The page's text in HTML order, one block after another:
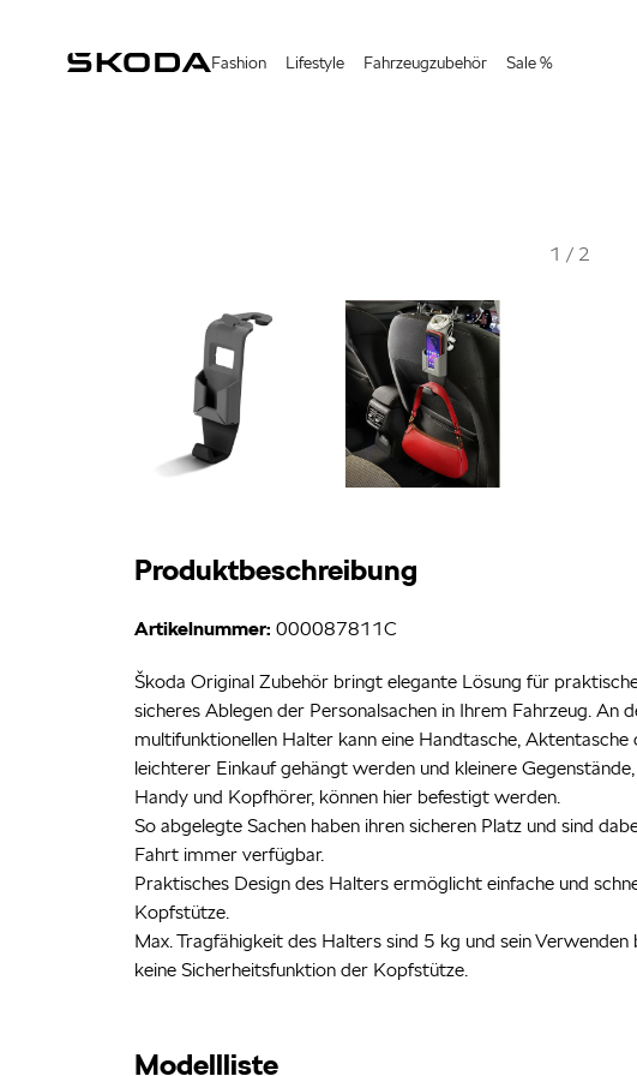
Fashion Lifestyle Fahrzeugzubehör Sale %
1 / 2
Produktbeschreibung
Artikelnummer: 000087811C
Škoda Original Zubehör bringt elegante Lösung für
sicheres Ablegen der Personalsachen in Ihrem Fahrzeug. An
multifunktionellen Halter kann eine Handtasche, Aktentasche
leichterer Einkauf gehängt werden und kleinere
Handy und Kopfhörer, können hier befestigt werden.
So abgelegte Sachen haben ihren sicheren Platz und sind
Fahrt immer verfügbar.
Praktisches Design des Halters ermöglicht einfache und
Kopfstütze.
Max. Tragfähigkeit des Halters sind 5 kg und sein Verwenden
keine Sicherheitsfunktion der Kopfstütze.
Modellliste